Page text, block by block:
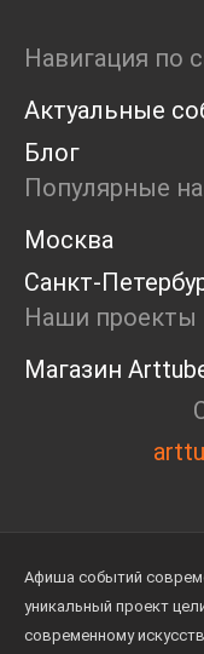
Ярмарка
Open call
Экскурсия
Дискуссия
Cosmoscow
Blazar 2024
Встречи
Круглый
Навигация по
Актуальные
Блог
Популярные
Москва
Санкт-
Наши проекты
Магазин
Афиша событий
уникальный проект
современному